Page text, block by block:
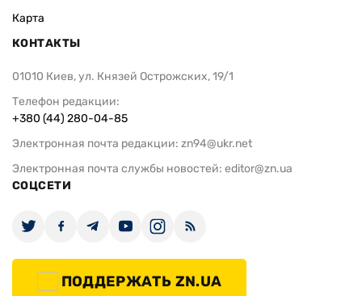
Карта
КОНТАКТЫ
01010 Киев, ул. Князей Острожских, 19/1
Телефон редакции:
+380 (44) 280-04-85
Электронная почта редакции: zn94@ukr.net
Электронная почта службы новостей: editor@zn.ua
СОЦСЕТИ
ПОДДЕРЖАТЬ ZN.UA